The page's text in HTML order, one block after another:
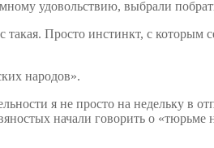
удовольствию, выбрали
Просто инстинкт, с которым
народов».
я не просто на недельку в
начали говорить о